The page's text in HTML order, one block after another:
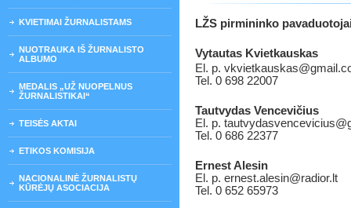
KVIETIMAI ŽURNALISTAMS
NUOTRAUKA IŠ ŽURNALISTO
ALBUMO
MEDALIS „UŽ NUOPELNUS
ŽURNALISTIKAI“
TEISĖS AKTAI
ETIKOS KOMISIJA
NACIONALINĖ ŽURNALISTŲ
KŪRĖJŲ ASOCIACIJA
LŽS pirmininko
Vytautas Kvietkauskas
El. p.
Tel. 0 698 22007
Tautvydas Vencevičius
El. p.
Tel. 0 686 22377
Ernest Alesin
El. p. ernest.alesin@radior.lt
Tel. 0 652 65973